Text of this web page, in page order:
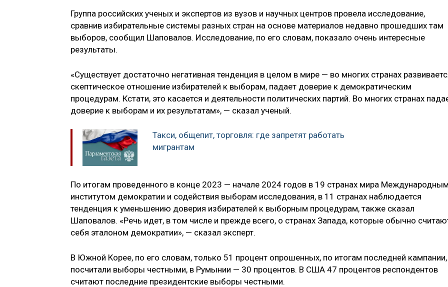
Группа российских ученых и экспертов из вузов и научных центров провела исследование,
сравнив избирательные системы разных стран на основе материалов недавно прошедших там
выборов, сообщил Шаповалов. Исследование, по его словам, показало очень интересные
результаты.
«Существует достаточно негативная тенденция в целом в мире — во многих странах
скептическое отношение избирателей к выборам, падает доверие к демократическим
процедурам. Кстати, это касается и деятельности политических партий. Во многих странах
доверие к выборам и их результатам», — сказал ученый.
Такси, общепит, торговля: где запретят работать
мигрантам
По итогам проведенного в конце 2023 — начале 2024 годов в 19 странах мира
институтом демократии и содействия выборам исследования, в 11 странах наблюдается
тенденция к уменьшению доверия избирателей к выборным процедурам, также сказал
Шаповалов. «Речь идет, в том числе и прежде всего, о странах Запада, которые обычно
себя эталоном демократии», — сказал эксперт.
В Южной Корее, по его словам, только 51 процент опрошенных, по итогам последней кампании,
посчитали выборы честными, в Румынии — 30 процентов. В США 47 процентов респондентов
считают последние президентские выборы честными.